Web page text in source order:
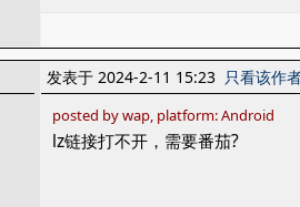
发表于 2024-2-11 15:23 只看该作
posted by wap, platform: Android
lz链接打不开，需要番茄?